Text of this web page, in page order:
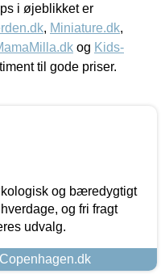
i øjeblikket er
, Miniature.dk,
og Kids-
til gode priser.
og bæredygtigt
og fri fragt
udvalg.